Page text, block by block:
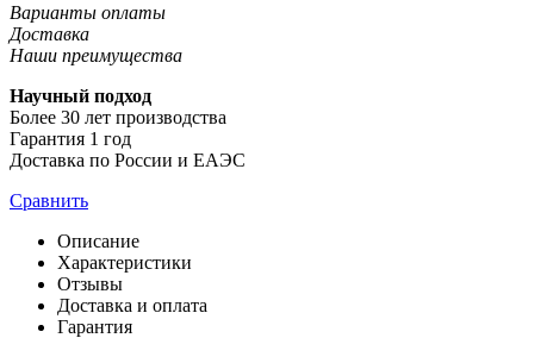
Варианты оплаты
Доставка
Наши преимущества
Научный подход
Более 30 лет производства
Гарантия 1 год
Доставка по России и ЕАЭС
Сравнить
Описание
Характеристики
Отзывы
Доставка и оплата
Гарантия